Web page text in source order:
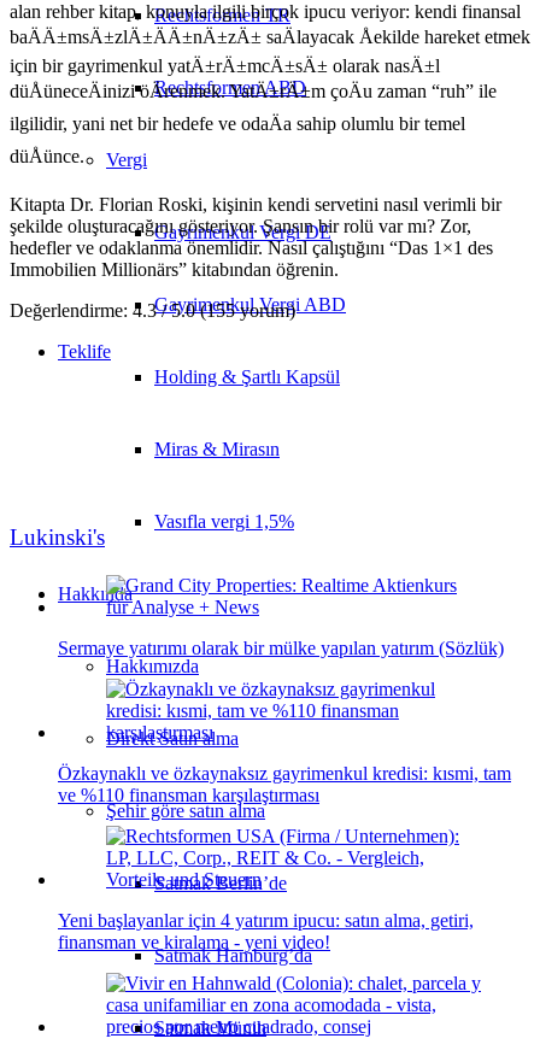
Rechtsformen TR
Rechtsformen ABD
Vergi
Gayrimenkul Vergi DE
Gayrimenkul Vergi ABD
Holding & Şartlı Kapsül
Miras & Mirasın
Vasıfla vergi 1,5%
Hakkında
Hakkımızda
Direkt Satın alma
Şehir göre satın alma
Satmak Berlin’de
Satmak Hamburg’da
Satmak Münih
alan rehber kitap, konuyla ilgili birçok ipucu veriyor: kendi finansal
baÄÄ±msÄ±zlÄ±ÄÄ±nÄ±zÄ± saÄlayacak Åekilde hareket etmek
için bir gayrimenkul yatÄ±rÄ±mcÄ±sÄ± olarak nasÄ±l
düÅüneceÄinizi öÄrenmek. YatÄ±rÄ±m çoÄu zaman “ruh” ile
ilgilidir, yani net bir hedefe ve odaÄa sahip olumlu bir temel
düÅünce.
Kitapta Dr. Florian Roski, kişinin kendi servetini nasıl verimli bir
şekilde oluşturacağını gösteriyor. Şansın bir rolü var mı? Zor,
hedefler ve odaklanma önemlidir. Nasıl çalıştığını “Das 1×1 des
Immobilien Millionärs” kitabından öğrenin.
Değerlendirme: 4.3 / 5.0 (155 yorum)
Teklife
Lukinski's
Sermaye yatırımı olarak bir mülke yapılan yatırım (Sözlük)
Özkaynaklı ve özkaynaksız gayrimenkul kredisi: kısmi, tam
ve %110 finansman karşılaştırması
Yeni başlayanlar için 4 yatırım ipucu: satın alma, getiri,
finansman ve kiralama - yeni video!